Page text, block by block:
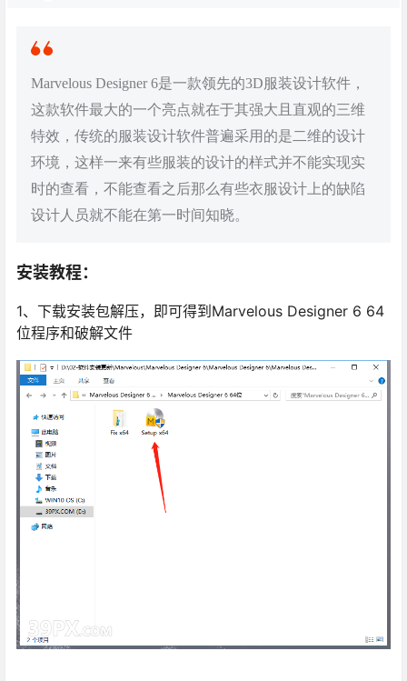
Marvelous Designer 6是一款领先的3D服装设计软件，
这款软件最大的一个亮点就在于其强大且直观的三维
特效，传统的服装设计软件普遍采用的是二维的设计
环境，这样一来有些服装的设计的样式并不能实现实
时的查看，不能查看之后那么有些衣服设计上的缺陷
设计人员就不能在第一时间知晓。
安装教程：
1、下载安装包解压，即可得到Marvelous Designer 6 64
位程序和破解文件